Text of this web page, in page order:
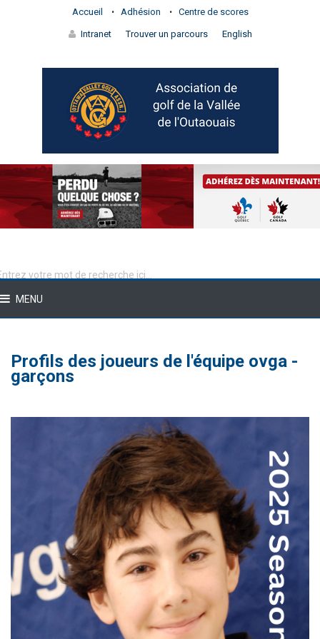
Accueil Adhésion Centre de scores
Intranet Trouver un parcours English
MENU
Profils des joueurs de l'équipe ovga -
garçons